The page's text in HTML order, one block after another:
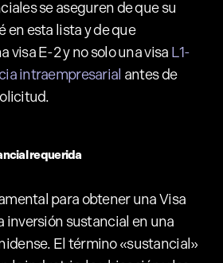
se aseguren de que su
en esta lista y de que
visa E-2 y no solo una visa L1-
intraempresarial antes de
requerida
para obtener una Visa
inversión sustancial en una
El término «sustancial»